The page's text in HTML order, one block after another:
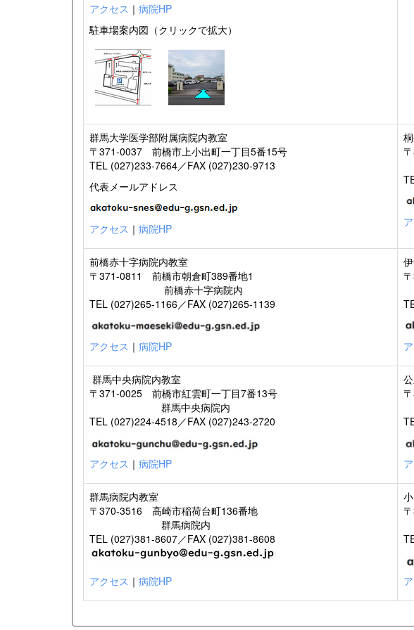
アクセス ｜ 病院HP
駐車場案内図（クリックで拡大）
群馬大学医学部附属病院内教室
〒371-0037 前橋市上小出町一丁目5番15号
TEL (027)233-7664／FAX (027)230-9713
代表メールアドレス
アクセス ｜ 病院HP
前橋赤十字病院内教室
〒371-0811 前橋市朝倉町389番地1
前橋赤十字病院内
TEL (027)265-1166／FAX (027)265-1139
アクセス ｜ 病院HP
群馬中央病院内教室
〒371-0025 前橋市紅雲町一丁目7番13号
群馬中央病院内
TEL (027)224-4518／FAX (027)243-2720
アクセス ｜ 病院HP
群馬病院内教室
〒370-3516 高崎市稲荷台町136番地
群馬病院内
TEL (027)381-8607／FAX (027)381-8608
アクセス ｜ 病院HP